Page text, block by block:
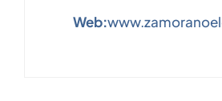
Web: